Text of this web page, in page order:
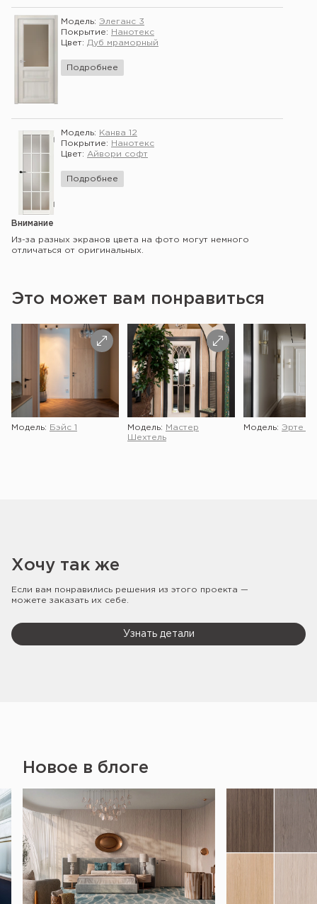
Модель: Элеганс 3
Покрытие:
Нанотекс
Цвет: Дуб мраморный
Подробнее
Модель:
Канва 12
Покрытие:
Нанотекс
Цвет: Айвори софт
Подробнее
Внимание
Из-за разных экранов цвета на фото могут немного
отличаться от оригинальных.
Это может вам понравиться
Модель: Бэйс 1 Модель:
Мастер
Шехтель
Модель: Эрте 2
Хочу так же
Если вам понравились решения из этого проекта —
можете заказать их себе.
Узнать детали
Новое в блоге